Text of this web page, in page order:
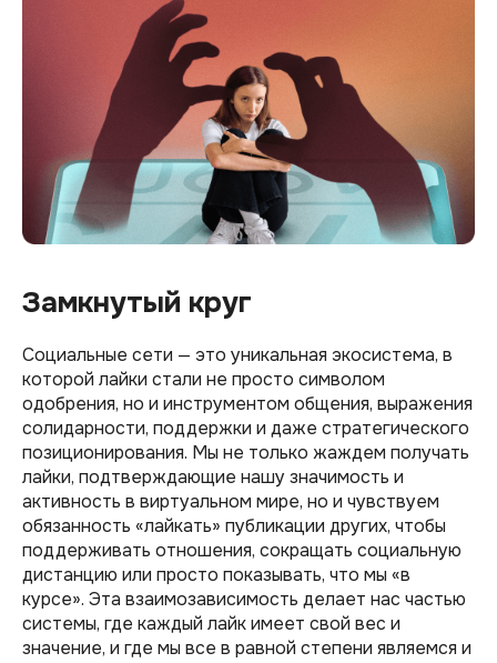
Замкнутый круг
Социальные сети — это уникальная экосистема, в
которой лайки стали не просто символом
одобрения, но и инструментом общения, выражения
солидарности, поддержки и даже стратегического
позиционирования. Мы не только жаждем получать
лайки, подтверждающие нашу значимость и
активность в виртуальном мире, но и чувствуем
обязанность «лайкать» публикации других, чтобы
поддерживать отношения, сокращать социальную
дистанцию или просто показывать, что мы «в
курсе». Эта взаимозависимость делает нас частью
системы, где каждый лайк имеет свой вес и
значение, и где мы все в равной степени являемся и